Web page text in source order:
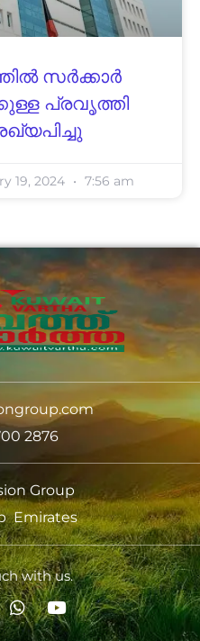
സർക്കാർ
പ്രവൃത്തി
19, 2024 7:56 am
2876
Group
Emirates
with us.